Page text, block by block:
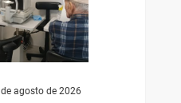
agosto de 2026